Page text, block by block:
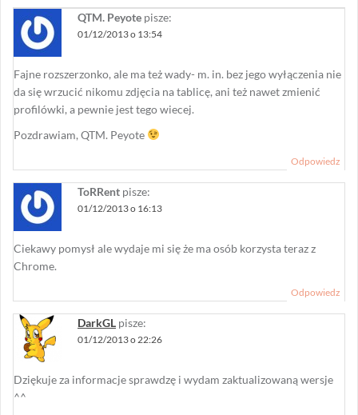
QTM. Peyote pisze:
01/12/2013 o 13:54
Fajne rozszerzonko, ale ma też wady- m. in. bez jego wyłączenia nie
da się wrzucić nikomu zdjęcia na tablicę, ani też nawet zmienić
profilówki, a pewnie jest tego wiecej.
Pozdrawiam, QTM. Peyote
Odpowiedz
ToRRent pisze:
01/12/2013 o 16:13
Ciekawy pomysł ale wydaje mi się że ma osób korzysta teraz z
Chrome.
Odpowiedz
DarkGL pisze:
01/12/2013 o 22:26
Dziękuje za informacje sprawdzę i wydam zaktualizowaną wersje
^^